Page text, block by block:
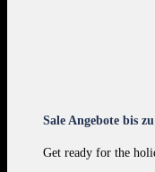
Sale Angebote bis
Get ready for the